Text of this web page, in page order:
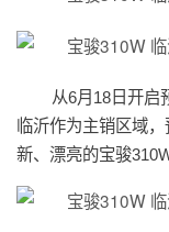
从6月18日开启
临沂作为主销区域
新、漂亮的宝骏